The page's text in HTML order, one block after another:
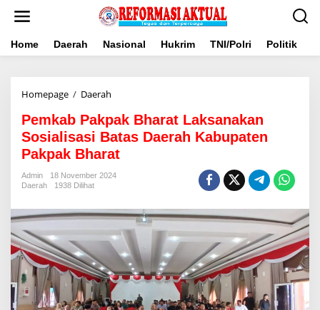
Home Daerah Nasional Hukrim TNI/Polri Politik
Homepage / Daerah
Bharat
Laksanakan
Sosialisasi
Batas
Daerah
Bharat
Pemkab Pakpak Bharat Laksanakan
Sosialisasi Batas Daerah Kabupaten
Pakpak Bharat
Admin
18 November 2024
Daerah
1938 Dilihat